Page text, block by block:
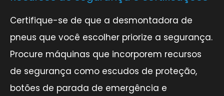
Certifique-se de que a desmontadora de
pneus que você escolher priorize a segurança.
Procure máquinas que incorporem recursos
de segurança como escudos de proteção,
botões de parada de emergência e